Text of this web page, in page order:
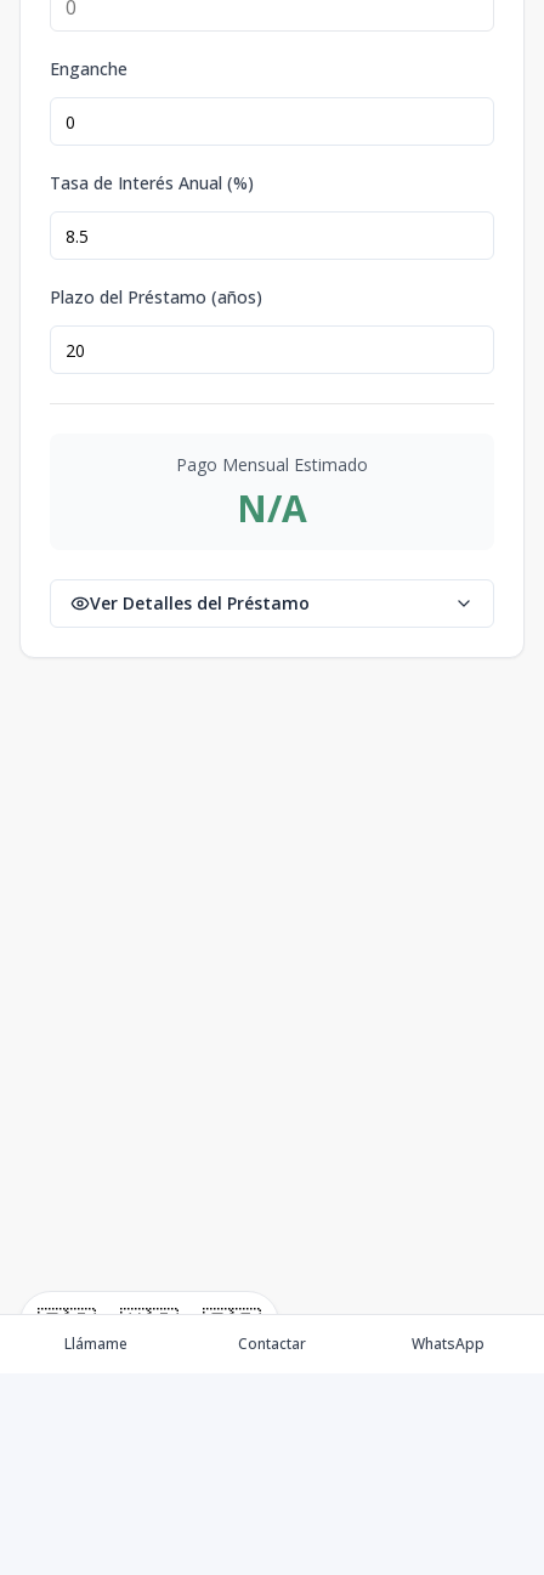
🇪🇸 🇺🇸 🇫🇷
Enganche
Tasa de Interés Anual (%)
Plazo del Préstamo (años)
Pago Mensual Estimado
N/A
Ver Detalles del Préstamo
Llámame Contactar WhatsApp